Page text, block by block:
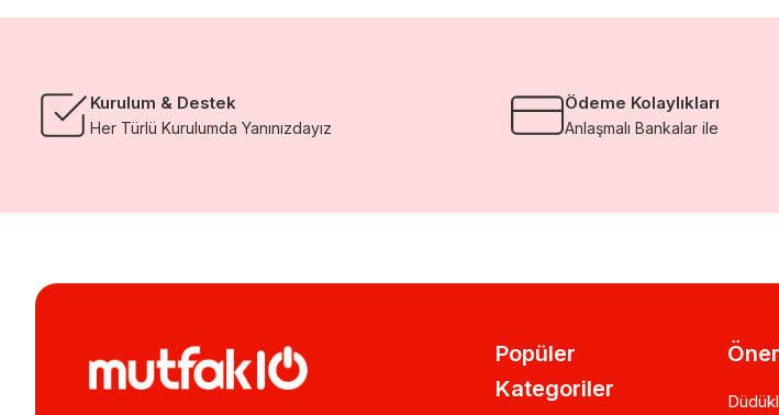
Kurulum & Destek
Her Türlü Kurulumda Yanınızdayız
Ödeme Kolaylıkları
Anlaşmalı Bankalar ile
Popüler
Kategoriler